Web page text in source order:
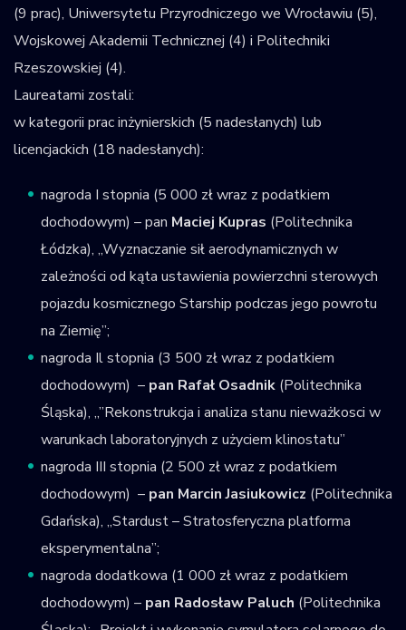
(9 prac), Uniwersytetu Przyrodniczego we Wrocławiu (5),
Wojskowej Akademii Technicznej (4) i Politechniki
Rzeszowskiej (4).
Laureatami zostali:
w kategorii prac inżynierskich (5 nadesłanych) lub
licencjackich (18 nadesłanych):
nagroda I stopnia (5 000 zł wraz z podatkiem
dochodowym) – pan Maciej Kupras (Politechnika
Łódzka), „Wyznaczanie sił aerodynamicznych w
zależności od kąta ustawienia powierzchni sterowych
pojazdu kosmicznego Starship podczas jego powrotu
na Ziemię”;
nagroda Il stopnia (3 500 zł wraz z podatkiem
dochodowym) – pan Rafał Osadnik (Politechnika
Śląska), „”Rekonstrukcja i analiza stanu nieważkosci w
warunkach laboratoryjnych z użyciem klinostatu”
nagroda III stopnia (2 500 zł wraz z podatkiem
dochodowym) – pan Marcin Jasiukowicz (Politechnika
Gdańska), „Stardust – Stratosferyczna platforma
eksperymentalna”;
nagroda dodatkowa (1 000 zł wraz z podatkiem
dochodowym) – pan Radosław Paluch (Politechnika